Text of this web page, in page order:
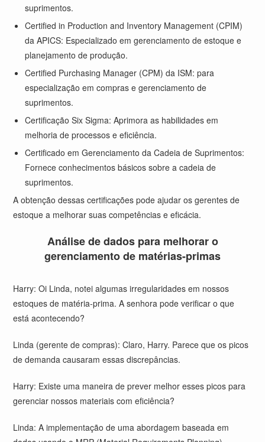
suprimentos.
Certified in Production and Inventory Management (CPIM)
da APICS: Especializado em gerenciamento de estoque e
planejamento de produção.
Certified Purchasing Manager (CPM) da ISM: para
especialização em compras e gerenciamento de
suprimentos.
Certificação Six Sigma: Aprimora as habilidades em
melhoria de processos e eficiência.
Certificado em Gerenciamento da Cadeia de Suprimentos:
Fornece conhecimentos básicos sobre a cadeia de
suprimentos.
A obtenção dessas certificações pode ajudar os gerentes de
estoque a melhorar suas competências e eficácia.
Análise de dados para melhorar o
gerenciamento de matérias-primas
Harry: Oi Linda, notei algumas irregularidades em nossos
estoques de matéria-prima. A senhora pode verificar o que
está acontecendo?
Linda (gerente de compras): Claro, Harry. Parece que os picos
de demanda causaram essas discrepâncias.
Harry: Existe uma maneira de prever melhor esses picos para
gerenciar nossos materiais com eficiência?
Linda: A implementação de uma abordagem baseada em